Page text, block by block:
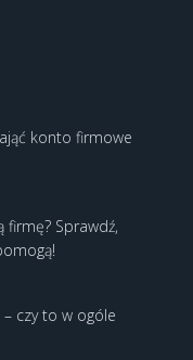
konto firmowe
firmę? Sprawdź,
czy to w ogóle